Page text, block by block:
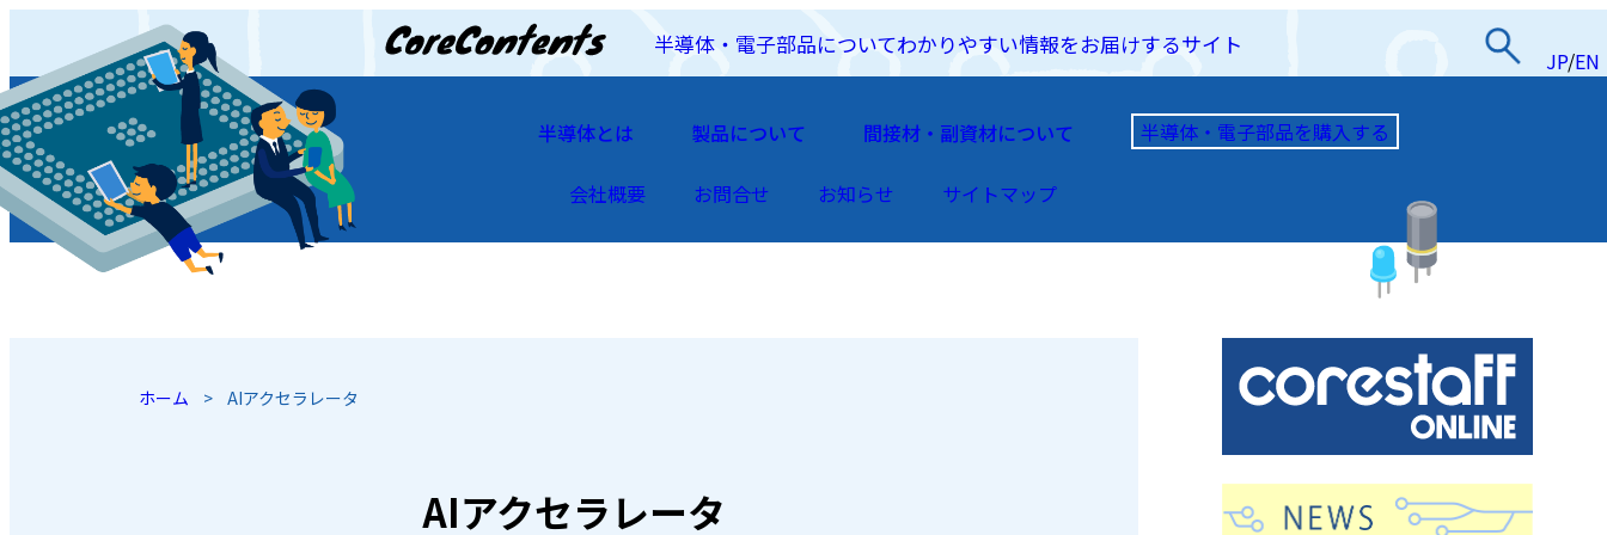
半導体・電子部品についてわかりやすい情報をお届けするサイト
JP/EN
JP/EN
半導体とは 製品について 間接材・副資材について 半導体・電子部品を購入する
会社概要 お問合せ お知らせ サイトマップ
ホーム > AIアクセラレータ
AIアクセラレータ